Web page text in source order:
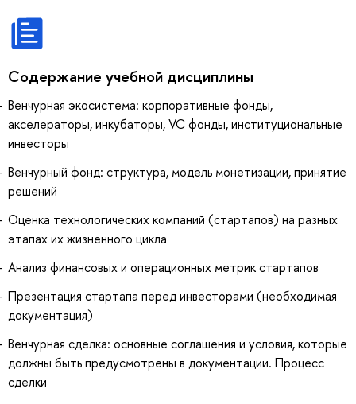
Содержание учебной дисциплины
Венчурная экосистема: корпоративные фонды,
акселераторы, инкубаторы, VC фонды, институциональные
инвесторы
Венчурный фонд: структура, модель монетизации, принятие
решений
Оценка технологических компаний (стартапов) на разных
этапах их жизненного цикла
Анализ финансовых и операционных метрик стартапов
Презентация стартапа перед инвесторами (необходимая
документация)
Венчурная сделка: основные соглашения и условия, которые
должны быть предусмотрены в документации. Процесс
сделки